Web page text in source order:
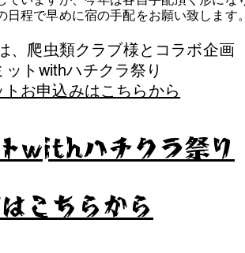
日程で早めに宿の手配をお願い致します
、爬虫類クラブ様とコラボ企画
ットwithハチクラ祭り
お申込みはこちらから
withハチクラ祭り
こちらから